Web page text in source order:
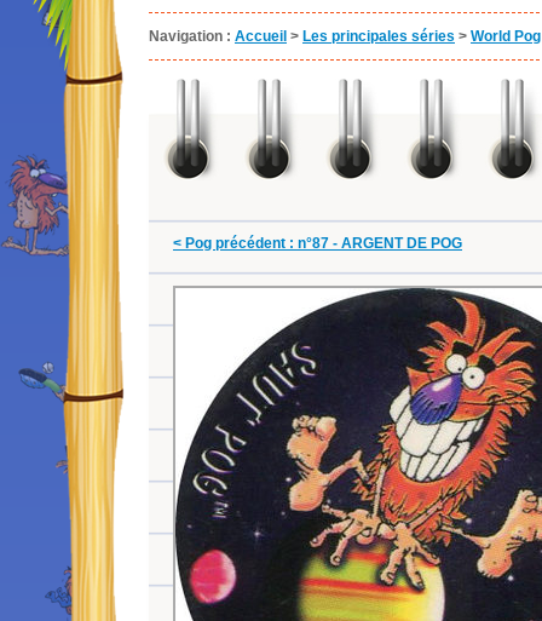
Navigation : Accueil > Les principales séries > World
< Pog précédent : n°87 - ARGENT DE POG